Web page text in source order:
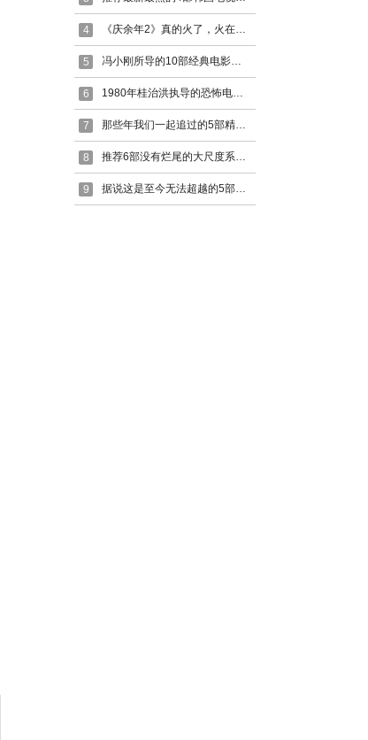
4 《庆余年2》真的火了，火在2024，一起来了解一下剧情吧
5 冯小刚所导的10部经典电影，可以说看完让人意犹未尽看了又想看
6 1980年桂治洪执导的恐怖电影《邪》
7 那些年我们一起追过的5部精彩的猛鬼电影，让我们一起来回忆一下，没追的再追一下
8 推荐6部没有烂尾的大尺度系列美剧电影，看过的都说一季比一季精彩，看过了你就觉得值
9 据说这是至今无法超越的5部谍战剧，看完介绍后你同意么